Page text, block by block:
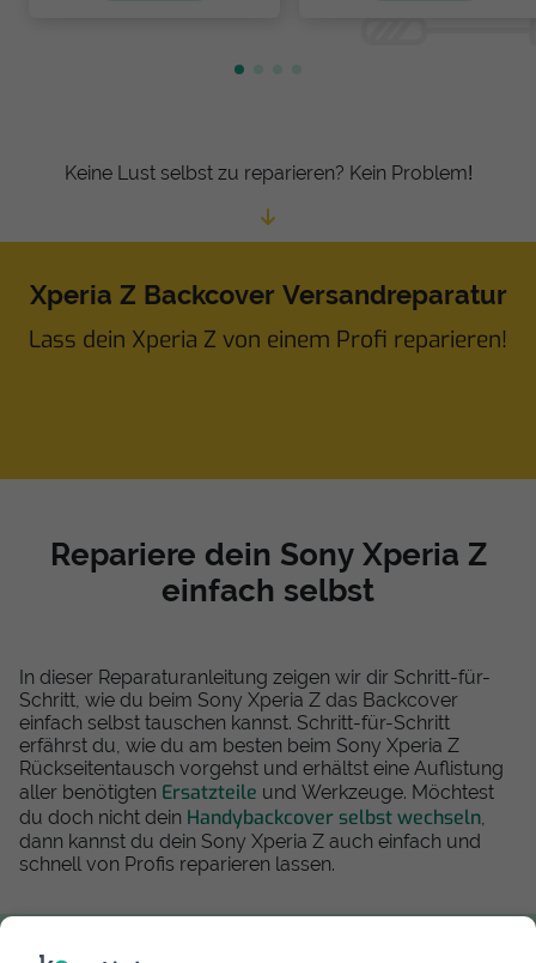
Keine Lust selbst zu reparieren? Kein Problem!
Xperia Z Backcover Versandreparatur
Lass dein Xperia Z von einem Profi reparieren!
Repariere dein Sony Xperia Z
einfach selbst
In dieser Reparaturanleitung zeigen wir dir Schritt-für-
Schritt, wie du beim Sony Xperia Z das Backcover
einfach selbst tauschen kannst. Schritt-für-Schritt
erfährst du, wie du am besten beim Sony Xperia Z
Rückseitentausch vorgehst und erhältst eine Auflistung
aller benötigten Ersatzteile und Werkzeuge. Möchtest
du doch nicht dein Handybackcover selbst wechseln
dann kannst du dein Sony Xperia Z auch einfach und
schnell von Profis reparieren lassen.